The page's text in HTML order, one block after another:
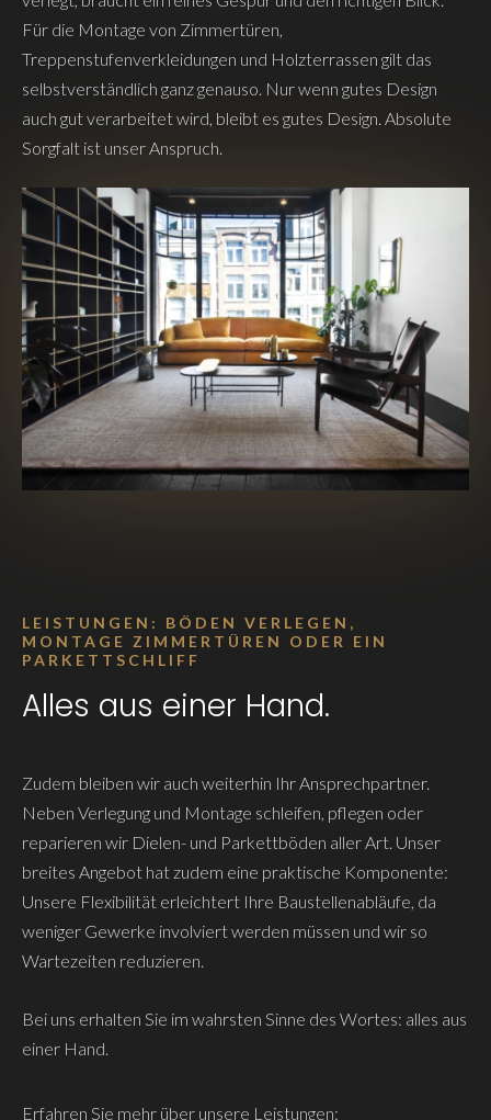
Für die Montage von Zimmertüren,
Treppenstufenverkleidungen und Holzterrassen gilt das
selbstverständlich ganz genauso. Nur wenn gutes Design
auch gut verarbeitet wird, bleibt es gutes Design. Absolute
Sorgfalt ist unser Anspruch.
LEISTUNGEN: BÖDEN VERLEGEN,
MONTAGE ZIMMERTÜREN ODER EIN
PARKETTSCHLIFF
Alles aus einer Hand.
Zudem bleiben wir auch weiterhin Ihr Ansprechpartner.
Neben Verlegung und Montage schleifen, pflegen oder
reparieren wir Dielen- und Parkettböden aller Art. Unser
breites Angebot hat zudem eine praktische Komponente:
Unsere Flexibilität erleichtert Ihre Baustellenabläufe, da
weniger Gewerke involviert werden müssen und wir so
Wartezeiten reduzieren.
Bei uns erhalten Sie im wahrsten Sinne des Wortes: alles aus
einer Hand.
Erfahren Sie mehr über unsere Leistungen: